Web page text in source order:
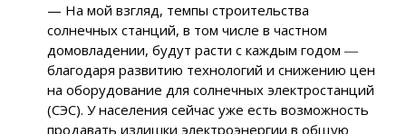
— На мой взгляд, темпы строительства
солнечных станций, в том числе в частном
домовладении, будут расти с каждым годом ―
благодаря развитию технологий и снижению цен
на оборудование для солнечных электростанций
(СЭС). У населения сейчас уже есть возможность
продавать излишки электроэнергии в общую